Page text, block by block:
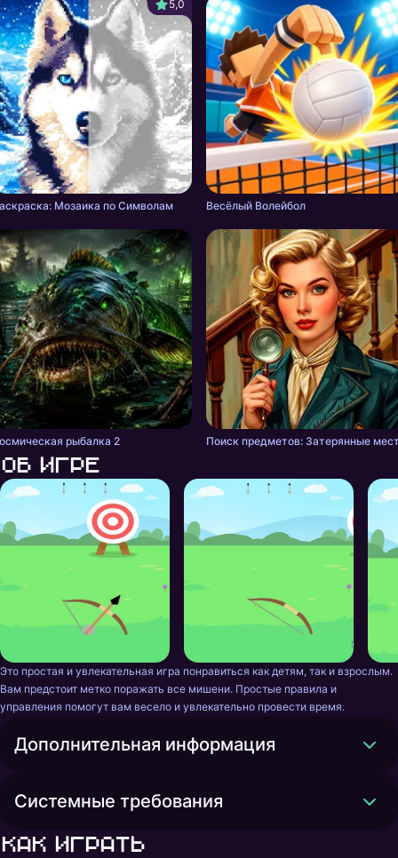
5,0
Мозаика по Символам Весёлый Волейбол
рыбалка 2 Поиск предметов: Затерянные
Об игре
Это простая и увлекательная игра понравиться как детям, так и взрослым.
Вам предстоит метко поражать все мишени. Простые правила и
управления помогут вам весело и увлекательно провести время.
Дополнительная информация
Системные требования
Как играть